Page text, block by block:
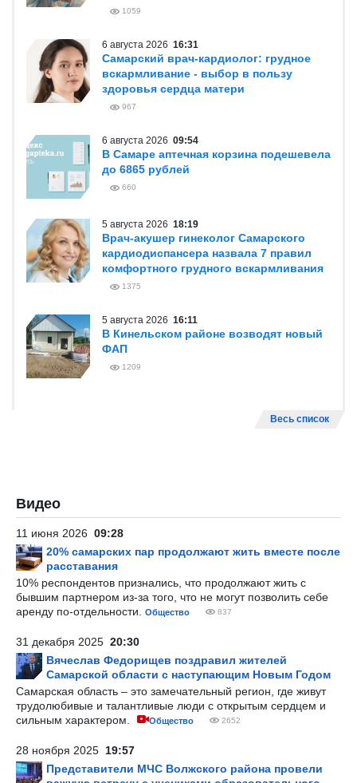
1059
6 августа 2026 16:31
Самарский врач-кардиолог: грудное
вскармливание - выбор в пользу
здоровья сердца матери
967
6 августа 2026 09:54
В Самаре аптечная корзина подешевела
до 6865 рублей
660
5 августа 2026 18:19
Врач-акушер гинеколог Самарского
кардиодиспансера назвала 7 правил
комфортного грудного вскармливания
1375
5 августа 2026 16:11
В Кинельском районе возводят новый
ФАП
1209
Весь список
Видео
11 июня 2026 09:28
20% самарских пар продолжают жить вместе после
расставания
10% респондентов признались, что продолжают жить с
бывшим партнером из-за того, что не могут позволить себе
аренду по-отдельности.
Общество 837
31 декабря 2025 20:30
Вячеслав Федорищев поздравил жителей
Самарской области с наступающим Новым Годом
Самарская область – это замечательный регион, где живут
трудолюбивые и талантливые люди с открытым сердцем и
сильным характером.
Общество 2652
28 ноября 2025 19:57
Представители МЧС Волжского района провели